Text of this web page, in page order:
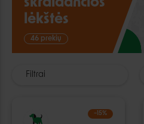
skraidančios
lėkštės
46 prekių
Filtrai
−15%